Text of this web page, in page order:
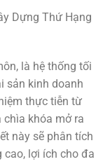
Dựng Thứ Hạng
là hệ thống tối
sản kinh doanh
thực tiễn từ
chìa khóa mở ra
này sẽ phân tích
cao, lợi ích cho đa